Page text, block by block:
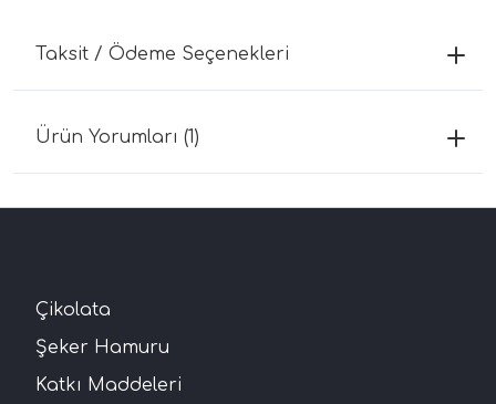
Taksit / Ödeme Seçenekleri
Ürün Yorumları (1)
Çikolata
Şeker Hamuru
Katkı Maddeleri